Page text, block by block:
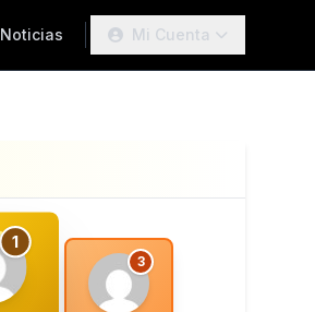
Noticias Mi Cuenta
1
3